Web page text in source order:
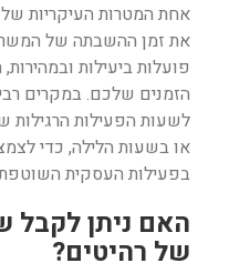
אחת המטרות העיקריות
את זמן ההשבתה של
פועלות ביעילות
הזמנים שלכם. במקרים
לשעות הפעילות
או בשעות הלילה, כדי
בפעילות העסקית
האם ניתן לקבל
של רהיטים?